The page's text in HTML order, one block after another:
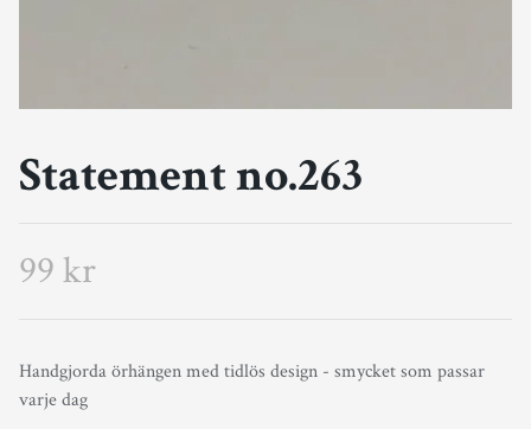
Statement no.263
99 kr
Handgjorda örhängen med tidlös design - smycket som passar
varje dag